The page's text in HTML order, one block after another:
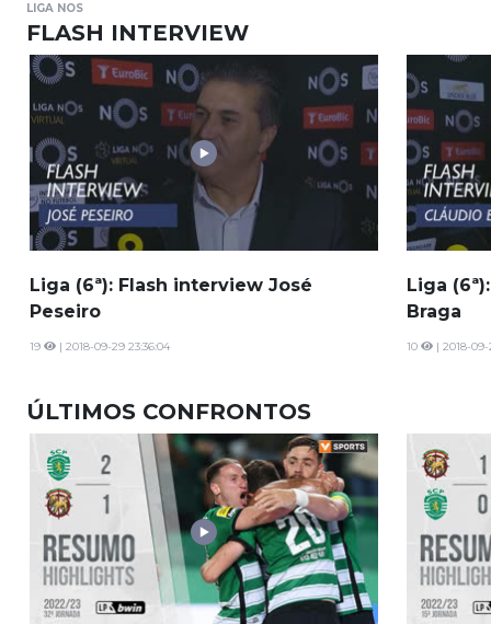
LIGA NOS
FLASH INTERVIEW
Liga (6ª): Flash interview José
Peseiro
19 | 2018-09-29 23:36:04
Liga
Braga
10 | 2018-
ÚLTIMOS CONFRONTOS